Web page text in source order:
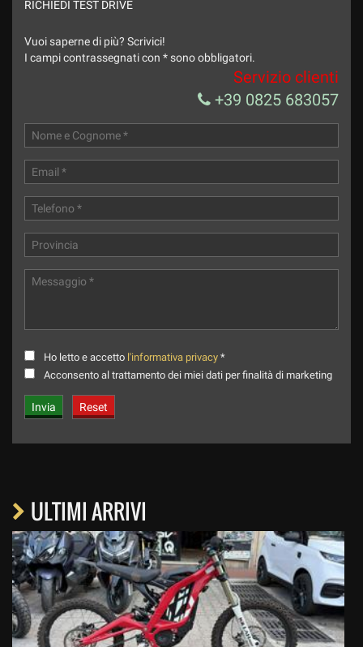
marketing
Invia la tua richiesta
RICHIEDI TEST DRIVE
Vuoi saperne di più? Scrivici!
I campi contrassegnati con * sono obbligatori.
Servizio clienti
+39 0825 683057
Ho letto e accetto l'informativa privacy *
Acconsento al trattamento dei miei dati per finalità di marketing
ULTIMI ARRIVI